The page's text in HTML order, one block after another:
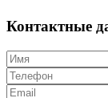
Контактные